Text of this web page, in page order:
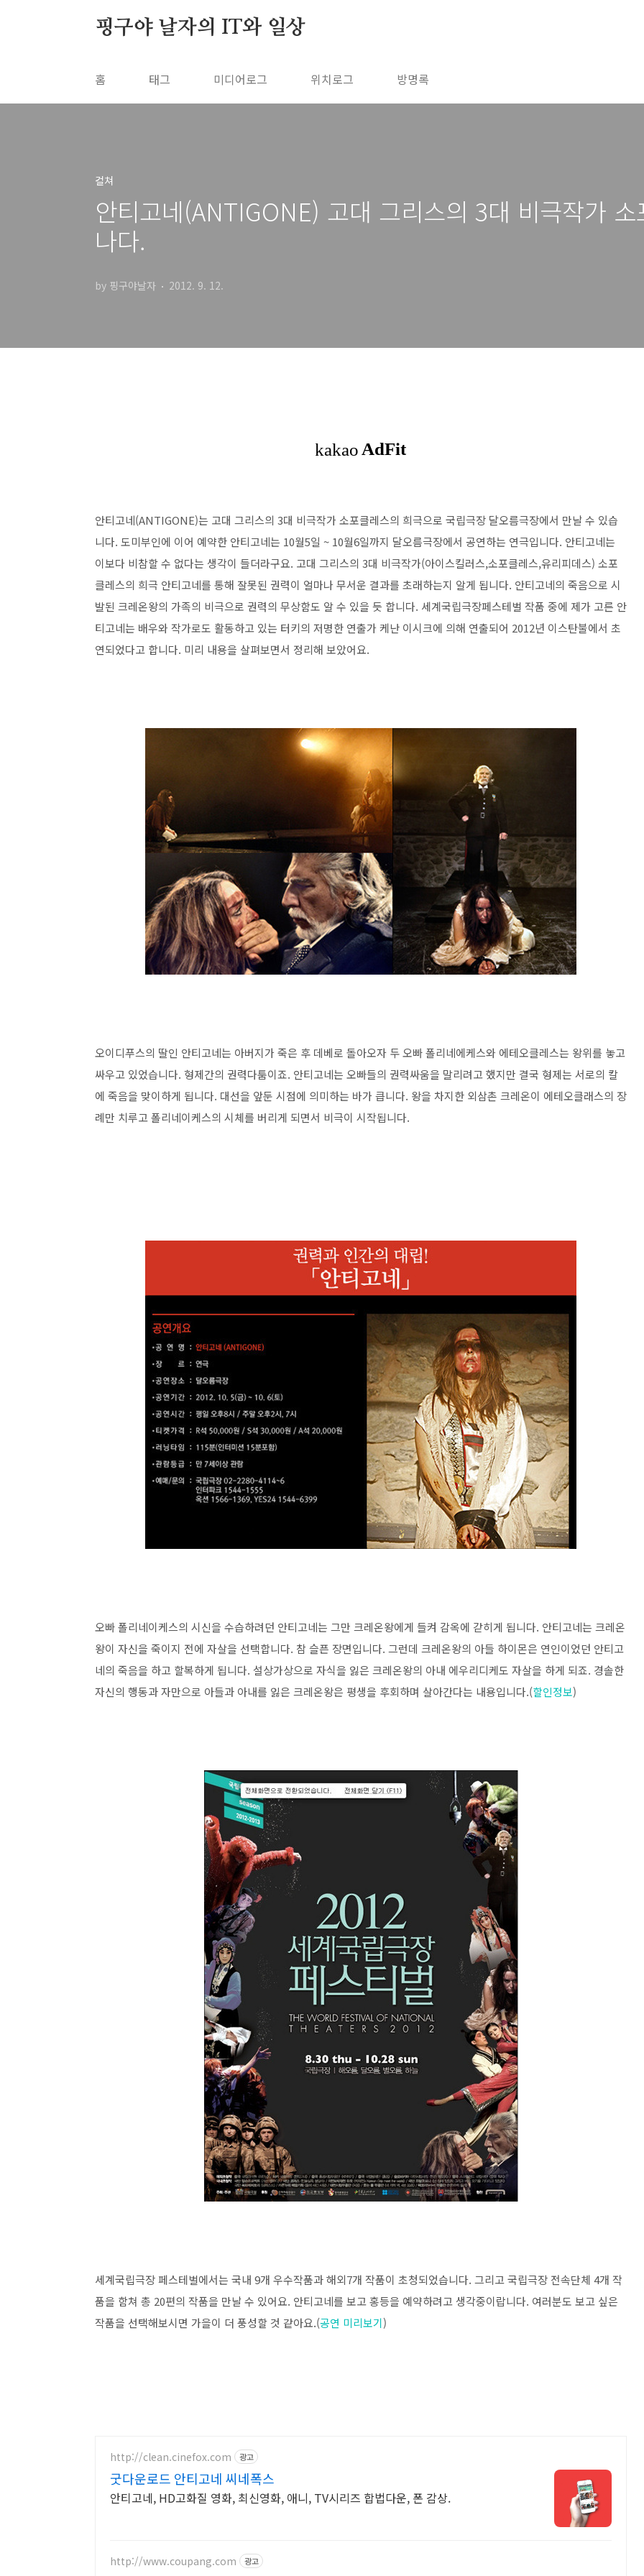
핑구야 날자의 IT와 일상
홈 태그 미디어로그 위치로그 방명록
컬쳐
안티고네(ANTIGONE) 고대 그리스의 3대 비극작가
나다.
by 핑구야날자 2012. 9. 12.
안티고네(ANTIGONE)는 고대 그리스의 3대 비극작가 소포클레스의 희극으로 국립극장 달오름극장에서 만날 수 있습
니다. 도미부인에 이어 예약한 안티고네는 10월5일 ~ 10월6일까지 달오름극장에서 공연하는 연극입니다. 안티고네는
이보다 비참할 수 없다는 생각이 들더라구요. 고대 그리스의 3대 비극작가(아이스킬러스,소포클레스,유리피데스) 소포
클레스의 희극 안티고네를 통해 잘못된 권력이 얼마나 무서운 결과를 초래하는지 알게 됩니다. 안티고네의 죽음으로 시
발된 크레온왕의 가족의 비극으로 권력의 무상함도 알 수 있을 듯 합니다. 세계국립극장페스테벌 작품 중에 제가 고른 안
티고네는 배우와 작가로도 활동하고 있는 터키의 저명한 연출가 케난 이시크에 의해 연출되어 2012년 이스탄불에서 초
연되었다고 합니다. 미리 내용을 살펴보면서 정리해 보았어요.
오이디푸스의 딸인 안티고네는 아버지가 죽은 후 데베로 돌아오자 두 오빠 폴리네에케스와 에테오클레스는 왕위를 놓고
싸우고 있었습니다. 형제간의 권력다툼이죠. 안티고네는 오빠들의 권력싸움을 말리려고 했지만 결국 형제는 서로의 칼
에 죽음을 맞이하게 됩니다. 대선을 앞둔 시점에 의미하는 바가 큽니다. 왕을 차지한 외삼촌 크레온이 에테오클래스의 장
례만 치루고 폴리네이케스의 시체를 버리게 되면서 비극이 시작됩니다.
오빠 폴리네이케스의 시신을 수습하려던 안티고네는 그만 크레온왕에게 들켜 감옥에 갇히게 됩니다. 안티고네는 크레온
왕이 자신을 죽이지 전에 자살을 선택합니다. 참 슬픈 장면입니다. 그런데 크레온왕의 아들 하이몬은 연인이었던 안티고
네의 죽음을 하고 할복하게 됩니다. 설상가상으로 자식을 잃은 크레온왕의 아내 에우리디케도 자살을 하게 되죠. 경솔한
자신의 행동과 자만으로 아들과 아내를 잃은 크레온왕은 평생을 후회하며 살아간다는 내용입니다.(할인정보)
세계국립극장 페스테벌에서는 국내 9개 우수작품과 해외7개 작품이 초청되었습니다. 그리고 국립극장 전속단체 4개 작
품을 함쳐 총 20편의 작품을 만날 수 있어요. 안티고네를 보고 홍등을 예약하려고 생각중이랍니다. 여러분도 보고 싶은
작품을 선택해보시면 가을이 더 풍성할 것 같아요.(공연 미리보기)
http://clean.cinefox.com 광고
굿다운로드 안티고네 씨네폭스
안티고네, HD고화질 영화, 최신영화, 애니, TV시리즈 합법다운, 폰 감상.
http://www.coupang.com 광고